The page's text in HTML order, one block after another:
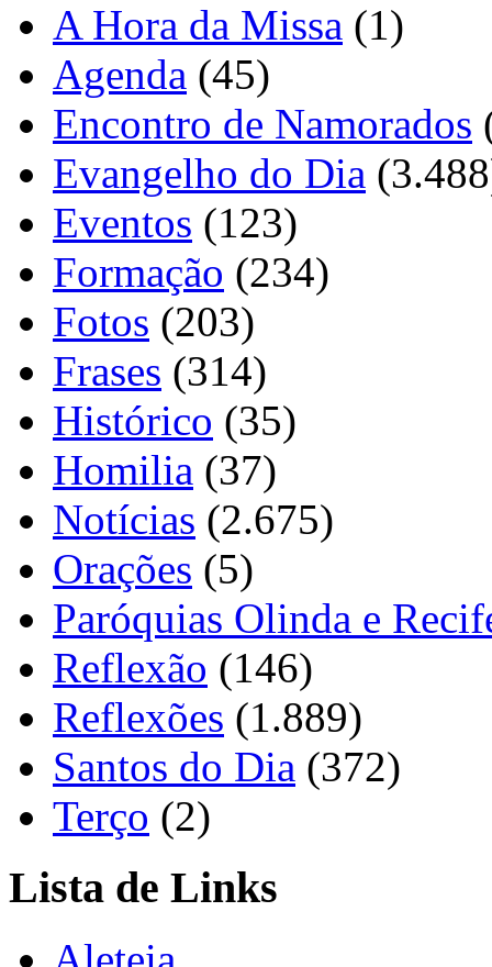
A Hora da Missa (1)
Agenda (45)
Encontro de Namorados
Evangelho do Dia
Eventos (123)
Formação (234)
Fotos (203)
Frases (314)
Histórico (35)
Homilia (37)
Notícias (2.675)
Orações (5)
Paróquias Olinda e
Reflexão (146)
Reflexões (1.889)
Santos do Dia (372)
Terço (2)
Lista de Links